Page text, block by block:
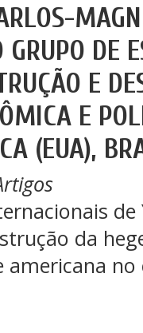
GRUPO DE
E
E
(EUA),
da